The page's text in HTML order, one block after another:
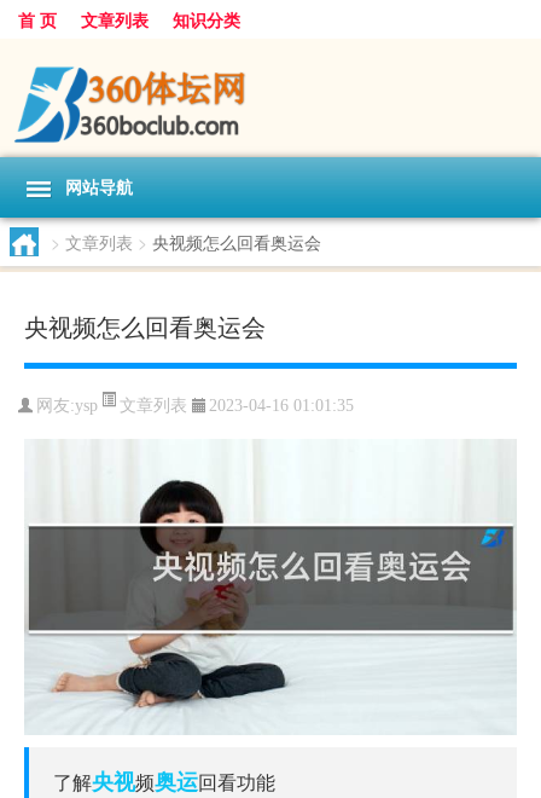
首 页 文章列表 知识分类
网站导航
> 文章列表 > 央视频怎么回看奥运会
央视频怎么回看奥运会
网友:ysp 文章列表 2023-04-16 01:01:35
了解央视频奥运回看功能